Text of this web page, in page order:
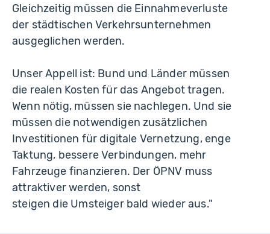
Gleichzeitig müssen die Einnahmeverluste
der städtischen Verkehrsunternehmen
ausgeglichen werden.
Unser Appell ist: Bund und Länder müssen
die realen Kosten für das Angebot tragen.
Wenn nötig, müssen sie nachlegen. Und sie
müssen die notwendigen zusätzlichen
Investitionen für digitale Vernetzung, enge
Taktung, bessere Verbindungen, mehr
Fahrzeuge finanzieren. Der ÖPNV muss
attraktiver werden, sonst
steigen die Umsteiger bald wieder aus."